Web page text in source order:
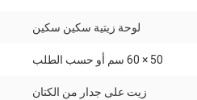
لوحة زيتية سكين سكين
50 × 60 سم أو حسب الطلب
زيت على جدار من الكتان